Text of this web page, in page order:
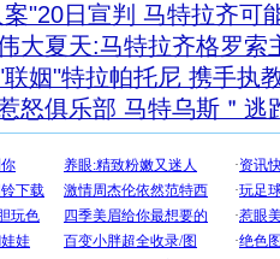
"20日宣判 马特拉齐可
大夏天:马特拉齐格罗索
姻"特拉帕托尼 携手执
怒俱乐部 马特乌斯＂逃
[圣诞节]
你太多